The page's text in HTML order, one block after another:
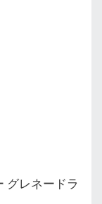
グレネードラ